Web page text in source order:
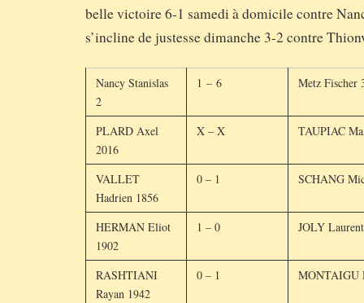
belle victoire 6-1 samedi à domicile contre
s’incline de justesse dimanche 3-2 contre
Nancy Stanislas
2
1 – 6 Metz Fischer
PLARD Axel
2016
X – X TAUPIAC
VALLET
Hadrien 1856
0 – 1 SCHANG
HERMAN Eliot
1902
1 – 0 JOLY
RASHTIANI
Rayan 1942
0 – 1 MONTAIGU